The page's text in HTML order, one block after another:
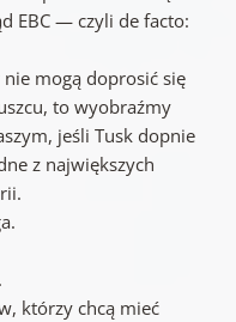
EBC — czyli de facto:
nie mogą doprosić się
to wyobraźmy
jeśli Tusk dopnie
z największych
którzy chcą mieć